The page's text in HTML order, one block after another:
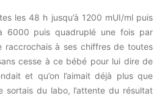
les 48 h jusqu’à 1200 mUI/ml puis
6000 puis quadruplé une fois par
raccrochais à ses chiffres de toutes
cesse à ce bébé pour lui dire de
et qu’on l’aimait déjà plus que
sortais du labo, l’attente du résultat